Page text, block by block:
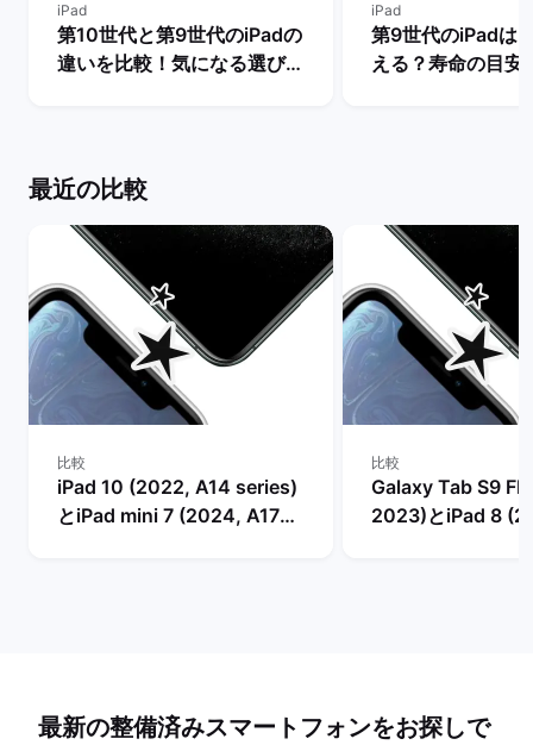
iPad
第10世代と第9世代のiPadの
違いを比較！気になる選び
iPad
第9世代のiPadは
える？寿命の目安
最近の比較
比較
iPad 10 (2022, A14 series)
とiPad mini 7 (2024, A17
比較
Galaxy Tab S9
2023)とiPad 8
最新の整備済みスマートフォンをお探しで